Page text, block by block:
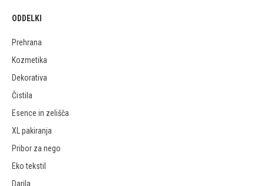
ODDELKI
Prehrana
Kozmetika
Dekorativa
Čistila
Esence in zelišča
XL pakiranja
Pribor za nego
Eko tekstil
Darila